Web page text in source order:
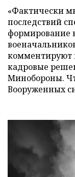
«Фактически
последствий
формирование
комментируют
кадровые
Минобороны.
Вооруженных